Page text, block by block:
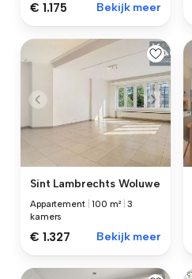
€ 1.175 Bekijk meer
Sint Lambrechts Woluwe
Appartement |100 m² |3
kamers
€ 1.327 Bekijk meer